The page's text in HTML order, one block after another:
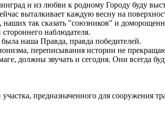
и из любви к родному Городу буду
выталкивает каждую весну на
так сказать "союзников" и
наблюдателя.
наша Правда, правда победителей.
переписывания истории не
должны звучать и сегодня. Они всегда
предназначенного для сооружения